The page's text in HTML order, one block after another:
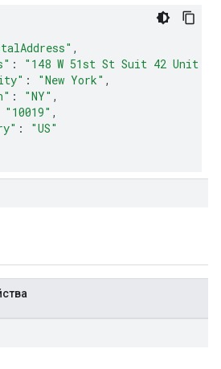
,
: "148 W 51st St Suit 42 Unit 7"
: "New York" ,
: "NY" ,
"10019" ,
:
"US"